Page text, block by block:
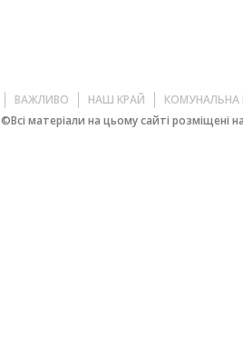
ВАЖЛИВО НАШ КРАЙ
КОМУНАЛЬНА
©Всі матеріали на цьому сайті розміщені